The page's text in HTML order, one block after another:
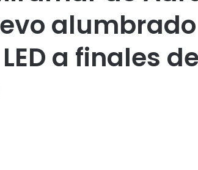
a finales de